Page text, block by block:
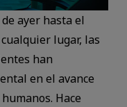
ayer hasta el
lugar, las
han
en el avance
Hace